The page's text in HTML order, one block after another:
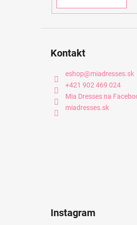
Kontakt
eshop@miadresses.sk
+421 902 469 024
Mia Dresses na
miadresses.sk
Instagram